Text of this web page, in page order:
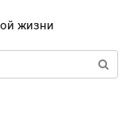
жизни